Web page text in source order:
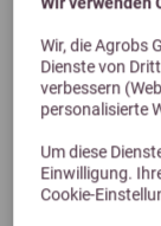
Wir, die Agrobs
Dienste von
verbessern
personalisierte
Um diese
Einwilligung.
Cookie-